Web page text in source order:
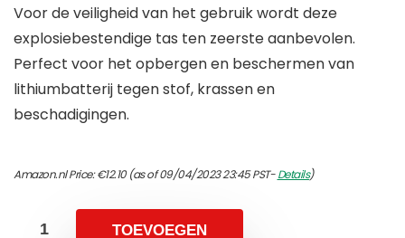
Voor de veiligheid van het gebruik wordt deze
explosiebestendige tas ten zeerste aanbevolen.
Perfect voor het opbergen en beschermen van
lithiumbatterij tegen stof, krassen en
beschadigingen.
Amazon.nl Price:€12.10(as of 09/04/2023 23:45 PST-Details)
TOEVOEGEN